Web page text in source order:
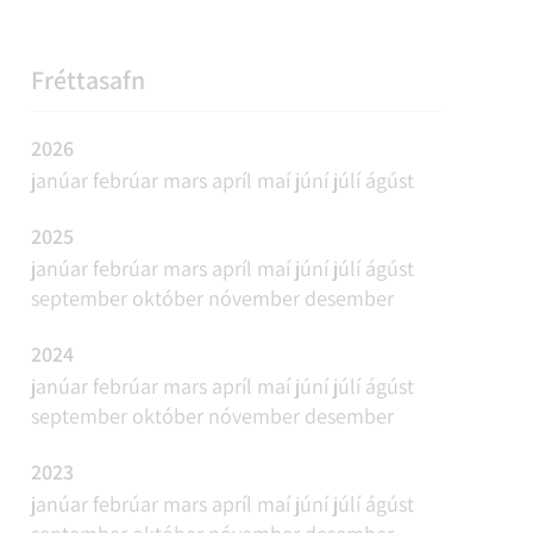
Fréttasafn
2026
janúar febrúar mars apríl maí júní júlí ágúst
2025
janúar febrúar mars apríl maí júní júlí ágúst
september október nóvember desember
2024
janúar febrúar mars apríl maí júní júlí ágúst
september október nóvember desember
2023
janúar febrúar mars apríl maí júní júlí ágúst